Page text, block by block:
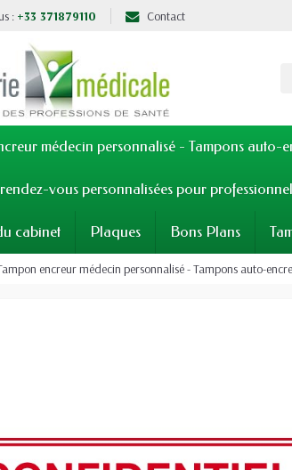
: +33 371879110 Contact
médecin personnalisé - Tampons auto-
vous personnalisées pour
cabinet Plaques Bons Plans
encreur médecin personnalisé - Tampons auto-